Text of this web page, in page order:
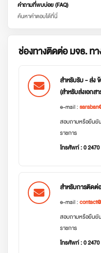
คำถามที่พบบ่อย (FAQ)
ค้นหาคำตอบได้ที่นี่
ช่องทางติดต่อ มจธ. ท
สำหรับรับ - ส่ง
(สำหรับส่งเอกส
e-mail :
สอบถามหรือยืนยั
ราชการ
โทรศัพท์ : 0
สำหรับการติดต่
e-mail :
สอบถามหรือยืนยั
ราชการ
โทรศัพท์ : 0 2470